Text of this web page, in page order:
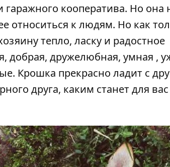
кооператива. Но она
относиться к людям. Но как
тепло, ласку и радостное
добрая, дружелюбная, умная ,
Крошка прекрасно ладит с
друга, каким станет для вас